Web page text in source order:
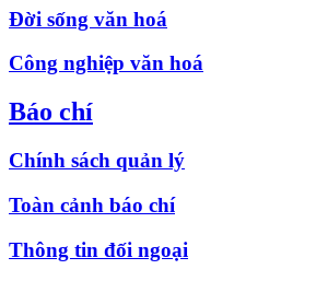
Đời sống văn hoá
Công nghiệp văn hoá
Báo chí
Chính sách quản lý
Toàn cảnh báo chí
Thông tin đối ngoại